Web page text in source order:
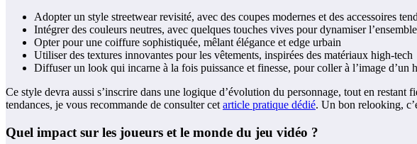
Adopter un style streetwear revisité, avec des coupes modernes et des accessoires
Intégrer des couleurs neutres, avec quelques touches vives pour dynamiser l’ensemble
Opter pour une coiffure sophistiquée, mêlant élégance et edge urbain
Utiliser des textures innovantes pour les vêtements, inspirées des matériaux high-tech
Diffuser un look qui incarne à la fois puissance et finesse, pour coller à l’image d’un
Ce style devra aussi s’inscrire dans une logique d’évolution du personnage, tout en
tendances, je vous recommande de consulter cet article pratique dédié. Un bon relooking,
Quel impact sur les joueurs et le monde du jeu vidéo ?